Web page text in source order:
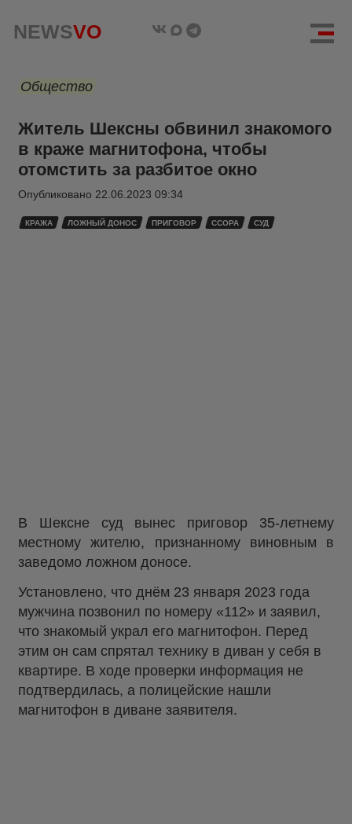
NEWSVO
Общество
Житель Шексны обвинил знакомого
в краже магнитофона, чтобы
отомстить за разбитое окно
Опубликовано 22.06.2023 09:34
КРАЖА ЛОЖНЫЙ ДОНОС ПРИГОВОР ССОРА СУД
В Шексне суд вынес приговор 35-летнему
местному жителю, признанному виновным в
заведомо ложном доносе.
Установлено, что днём 23 января 2023 года
мужчина позвонил по номеру «112» и заявил,
что знакомый украл его магнитофон. Перед
этим он сам спрятал технику в диван у себя в
квартире. В ходе проверки информация не
подтвердилась, а полицейские нашли
магнитофон в диване заявителя.